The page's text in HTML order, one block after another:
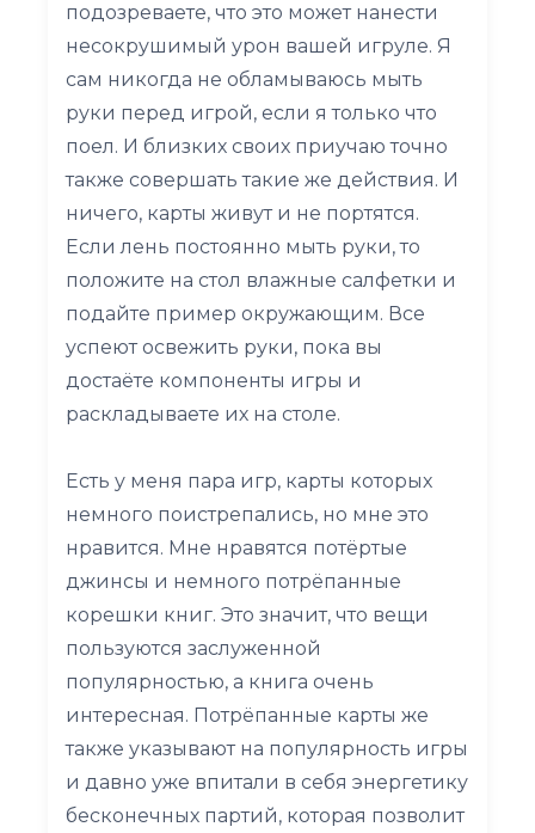
подозреваете, что это может нанести
несокрушимый урон вашей игруле. Я
сам никогда не обламываюсь мыть
руки перед игрой, если я только что
поел. И близких своих приучаю точно
также совершать такие же действия. И
ничего, карты живут и не портятся.
Если лень постоянно мыть руки, то
положите на стол влажные салфетки и
подайте пример окружающим. Все
успеют освежить руки, пока вы
достаёте компоненты игры и
раскладываете их на столе.
Есть у меня пара игр, карты которых
немного поистрепались, но мне это
нравится. Мне нравятся потёртые
джинсы и немного потрёпанные
корешки книг. Это значит, что вещи
пользуются заслуженной
популярностью, а книга очень
интересная. Потрёпанные карты же
также указывают на популярность игры
и давно уже впитали в себя энергетику
бесконечных партий, которая позволит